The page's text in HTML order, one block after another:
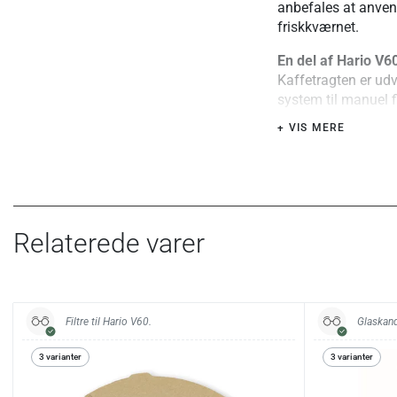
anbefales at
friskkværnet.
En del af Hario
Kaffetragten er
system til manuel
kaffetragte,
Fremstillet af klar
Særlige fordele
Det anbefales at
langs
hældes vandet
+ VIS MERE
Relaterede varer
Filtre til Hario V60.
3 varianter 3 varianter